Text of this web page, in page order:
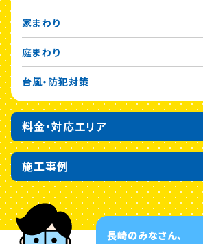
2021年
家まわり
庭まわり
台風・防犯対策
料金・対応エリア
施工事例
長崎のみなさん、